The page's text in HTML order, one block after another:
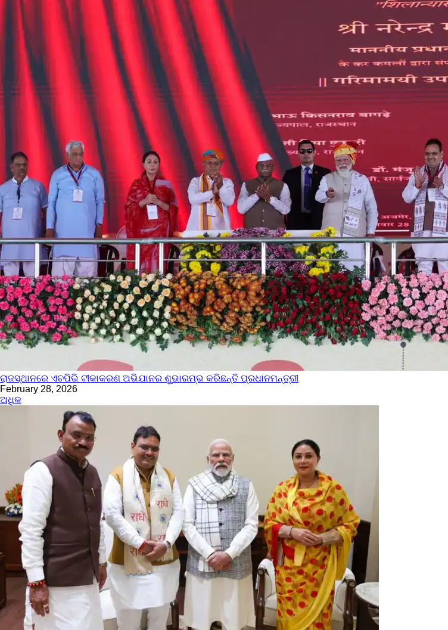
ରାଜସ୍ଥାନରେ ଏଚପିଭି ଟୀକାକରଣ ଅଭିଯାନର ଶୁଭାରମ୍ଭ କରିଛନ୍ତି ପ୍ରଧାନମନ୍ତ୍ରୀ
February 28, 2026
ଅଧିକ